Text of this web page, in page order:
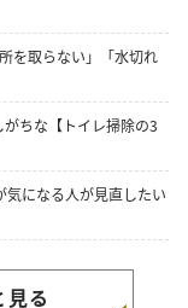
を取らない」「水切れ
がちな【トイレ掃除の3
になる人が見直したい
る